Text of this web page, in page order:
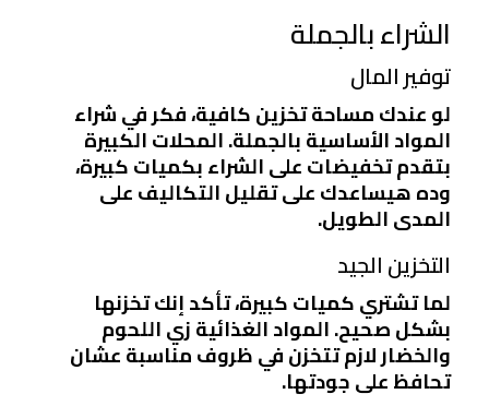
الشراء بالجملة
توفير المال
لو عندك مساحة تخزين كافية، فكر في شراء
المواد الأساسية بالجملة. المحلات الكبيرة
بتقدم تخفيضات على الشراء بكميات كبيرة،
وده هيساعدك على تقليل التكاليف على
المدى الطويل.
التخزين الجيد
لما تشتري كميات كبيرة، تأكد إنك تخزنها
بشكل صحيح. المواد الغذائية زي اللحوم
والخضار لازم تتخزن في ظروف مناسبة عشان
تحافظ على جودتها.